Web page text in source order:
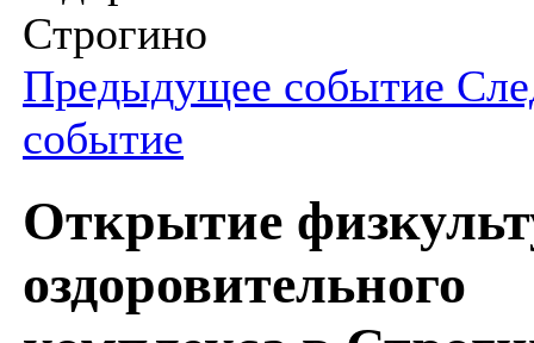
Строгино
Предыдущее событие
событие
Открытие
оздоровительного